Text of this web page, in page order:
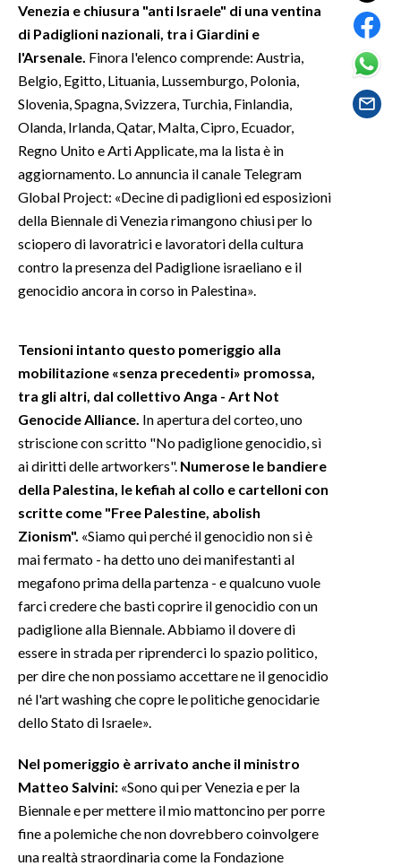
SPETTACOLI
GOSSIP
SALUTE
SARDI NEL MONDO
EVENTI
3 MINUTI CON
INSULARITÀ
ABBONATI
ANNUNCI
NECROLOGI
PUBBLICITÀ
STORE
Venezia e chiusura "anti Israele" di una ventina
di Padiglioni nazionali, tra i Giardini e
l'Arsenale. Finora l'elenco comprende: Austria,
Belgio, Egitto, Lituania, Lussemburgo, Polonia,
Slovenia, Spagna, Svizzera, Turchia, Finlandia,
Olanda, Irlanda, Qatar, Malta, Cipro, Ecuador,
Regno Unito e Arti Applicate, ma la lista è in
aggiornamento. Lo annuncia il canale Telegram
Global Project: «Decine di padiglioni ed esposizioni
della Biennale di Venezia rimangono chiusi per lo
sciopero di lavoratrici e lavoratori della cultura
contro la presenza del Padiglione israeliano e il
genocidio ancora in corso in Palestina».
Tensioni intanto questo pomeriggio alla
mobilitazione «senza precedenti» promossa,
tra gli altri, dal collettivo Anga - Art Not
Genocide Alliance. In apertura del corteo, uno
striscione con scritto "No padiglione genocidio, sì
ai diritti delle artworkers". Numerose le bandiere
della Palestina, le kefiah al collo e cartelloni con
scritte come "Free Palestine, abolish
Zionism". «Siamo qui perché il genocidio non si è
mai fermato - ha detto uno dei manifestanti al
megafono prima della partenza - e qualcuno vuole
farci credere che basti coprire il genocidio con un
padiglione alla Biennale. Abbiamo il dovere di
essere in strada per riprenderci lo spazio politico,
per dire che non possiamo accettare ne il genocidio
né l'art washing che copre le politiche genocidarie
dello Stato di Israele».
Nel pomeriggio è arrivato anche il ministro
Matteo Salvini: «Sono qui per Venezia e per la
Biennale e per mettere il mio mattoncino per porre
fine a polemiche che non dovrebbero coinvolgere
una realtà straordinaria come la Fondazione